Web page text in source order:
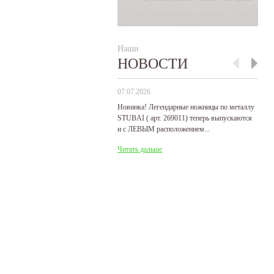
Наши
НОВОСТИ
07.07.2026
Новинка! Легендарные ножницы по металлу
STUBAI ( арт. 269011) теперь выпускаются
и с ЛЕВЫМ расположением...
Читать дальше